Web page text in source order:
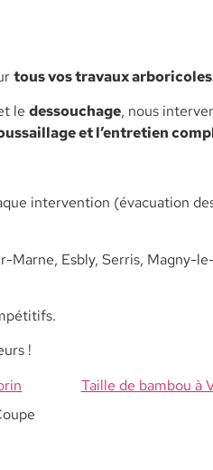
tous vos travaux
le dessouchage, nous
et l’entretien
intervention (évacuation
Marne, Esbly, Serris, Magny-
!
Taille de bambou à